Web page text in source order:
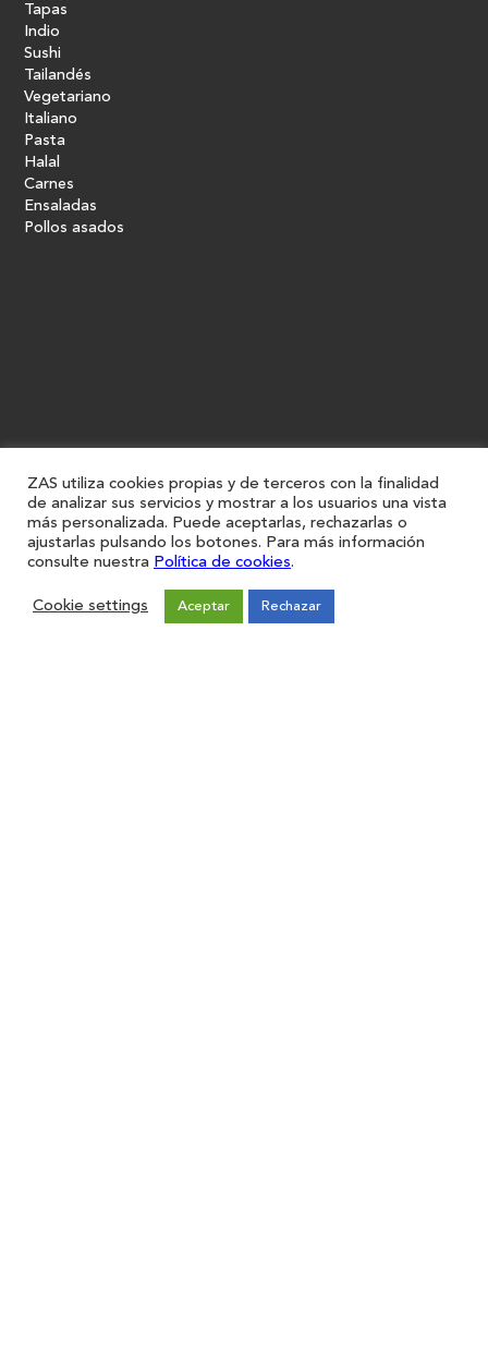
Tapas
Indio
Sushi
Tailandés
Vegetariano
Italiano
Pasta
Halal
Carnes
Ensaladas
Pollos asados
ZAS utiliza cookies propias y de terceros con la finalidad
de analizar sus servicios y mostrar a los usuarios una vista
más personalizada. Puede aceptarlas, rechazarlas o
ajustarlas pulsando los botones. Para más información
consulte nuestra Política de cookies.
Cookie settings Aceptar Rechazar